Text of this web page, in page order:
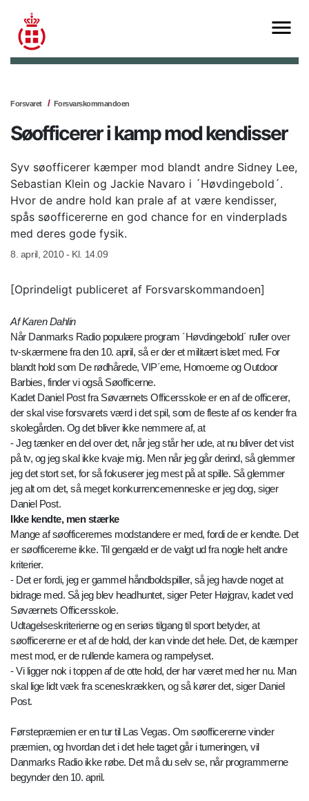
Forsvaret Forsvarskommandoen
Søofficerer i kamp mod kendisser
Syv søofficerer kæmper mod blandt andre Sidney Lee,
Sebastian Klein og Jackie Navaro i ´Høvdingebold´.
Hvor de andre hold kan prale af at være kendisser,
spås søofficererne en god chance for en vinderplads
med deres gode fysik.
8. april, 2010 - Kl. 14.09
[Oprindeligt publiceret af Forsvarskommandoen]
Af Karen Dahlin
Når Danmarks Radio populære program ´Høvdingebold´ ruller over
tv-skærmene fra den 10. april, så er der et militært islæt med. For
blandt hold som De rødhårede, VIP´erne, Homoerne og Outdoor
Barbies, finder vi også Søofficerne.
Kadet Daniel Post fra Søværnets Officersskole er en af de officerer,
der skal vise forsvarets værd i det spil, som de fleste af os kender fra
skolegården. Og det bliver ikke nemmere af, at
- Jeg tænker en del over det, når jeg står her ude, at nu bliver det vist
på tv, og jeg skal ikke kvaje mig. Men når jeg går derind, så glemmer
jeg det stort set, for så fokuserer jeg mest på at spille. Så glemmer
jeg alt om det, så meget konkurrencemenneske er jeg dog, siger
Daniel Post.
Ikke kendte, men stærke
Mange af søofficerernes modstandere er med, fordi de er kendte. Det
er søofficererne ikke. Til gengæld er de valgt ud fra nogle helt andre
kriterier.
- Det er fordi, jeg er gammel håndboldspiller, så jeg havde noget at
bidrage med. Så jeg blev headhuntet, siger Peter Højgrav, kadet ved
Søværnets Officersskole.
Udtagelseskriterierne og en seriøs tilgang til sport betyder, at
søofficererne er et af de hold, der kan vinde det hele. Det, de kæmper
mest mod, er de rullende kamera og rampelyset.
- Vi ligger nok i toppen af de otte hold, der har været med her nu. Man
skal lige lidt væk fra sceneskrækken, og så kører det, siger Daniel
Post.
Førstepræmien er en tur til Las Vegas. Om søofficererne vinder
præmien, og hvordan det i det hele taget går i turneringen, vil
Danmarks Radio ikke røbe. Det må du selv se, når programmerne
begynder den 10. april.